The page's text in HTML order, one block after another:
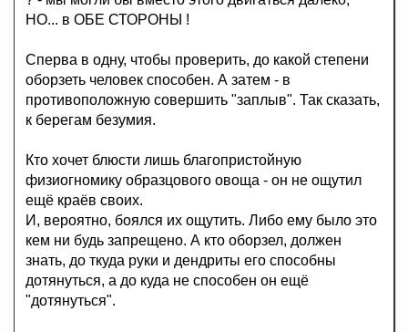
НО... в ОБЕ СТОРОНЫ !
Сперва в одну, чтобы проверить, до какой степени
оборзеть человек способен. А затем - в
противоположную совершить "заплыв". Так сказать,
к берегам безумия.
Кто хочет блюсти лишь благопристойную
физиогномику образцового овоща - он не ощутил
ещё краёв своих.
И, вероятно, боялся их ощутить. Либо ему было это
кем ни будь запрещено. А кто оборзел, должен
знать, до ткуда руки и дендриты его способны
дотянуться, а до куда не способен он ещё
"дотянуться".